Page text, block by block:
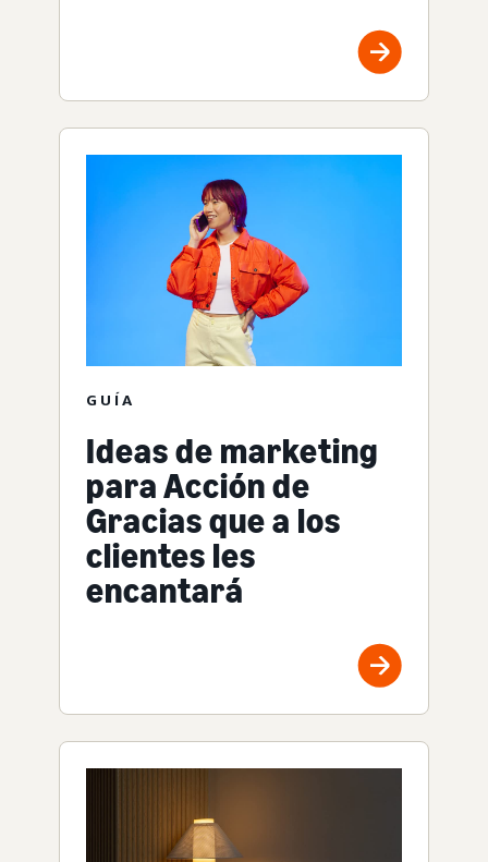
GUÍA
Ideas de marketing
para Acción de
Gracias que a los
clientes les
encantará